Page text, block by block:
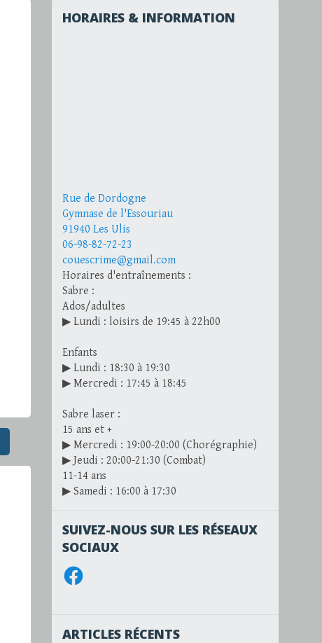
HORAIRES & INFORMATION
Rue de Dordogne
Gymnase de l'Essouriau
91940 Les Ulis
06-98-82-72-23
couescrime@gmail.com
Horaires d'entraînements :
Sabre :
Ados/adultes
▶ Lundi : loisirs de 19:45 à 22h00
Enfants
▶ Lundi : 18:30 à 19:30
▶ Mercredi : 17:45 à 18:45
Sabre laser :
15 ans et +
▶ Mercredi : 19:00-20:00 (Chorégraphie)
▶ Jeudi : 20:00-21:30 (Combat)
11-14 ans
▶ Samedi : 16:00 à 17:30
SUIVEZ-NOUS SUR LES RÉSEAUX
SOCIAUX
Facebook
ARTICLES RÉCENTS